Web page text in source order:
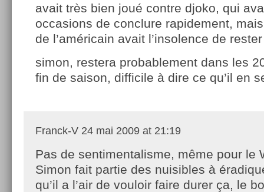
avait très bien joué contre djoko, qui
occasions de conclure rapidement,
de l’américain avait l’insolence de
simon, restera probablement dans les
fin de saison, difficile à dire ce qu’il en
Franck-V 24 mai 2009 at 21:19
Pas de sentimentalisme, même pour le
Simon fait partie des nuisibles à
qu’il a l’air de vouloir faire durer ça, le